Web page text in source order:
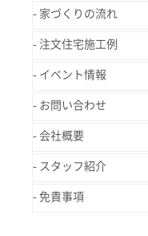
家づくりの流れ
注文住宅施工例
イベント情報
お問い合わせ
会社概要
スタッフ紹介
免責事項